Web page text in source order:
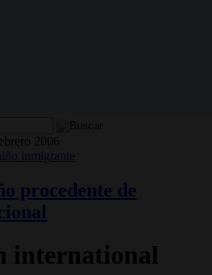
2006
inmigrante
procedente de
international